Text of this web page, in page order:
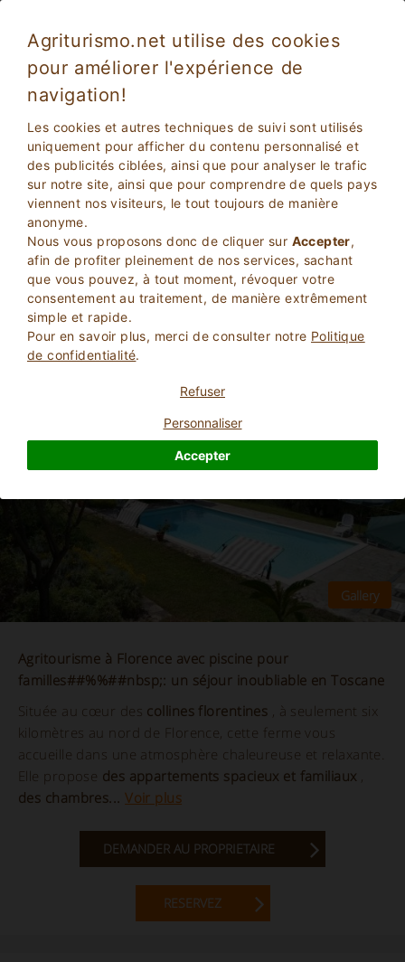
Agriturismo.net utilise des cookies
pour améliorer l'expérience de
navigation!
Les cookies et autres techniques de suivi sont utilisés
uniquement pour afficher du contenu personnalisé et
des publicités ciblées, ainsi que pour analyser le trafic
sur notre site, ainsi que pour comprendre de quels pays
viennent nos visiteurs, le tout toujours de manière
anonyme.
Nous vous proposons donc de cliquer sur Accepter,
afin de profiter pleinement de nos services, sachant
que vous pouvez, à tout moment, révoquer votre
consentement au traitement, de manière extrêmement
simple et rapide.
Pour en savoir plus, merci de consulter notre Politique
de confidentialité.
Refuser
Personnaliser
Accepter
Fiesole 3964
Firenze, Fiesole(Carte) 41Lits
DEMANDER AU PROPRIETAIRE
RESERVEZ
Plus d'Informations
Agritourisme à Florence avec piscine pour
familles##%%##nbsp;: un séjour inoubliable en Toscane
Située au cœur des collines florentines , à seulement six
kilomètres au nord de Florence, cette ferme vous
accueille dans une atmosphère chaleureuse et relaxante.
Elle propose des appartements spacieux et familiaux ,
des chambres...Voir plus
DEMANDER AU PROPRIETAIRE
RESERVEZ